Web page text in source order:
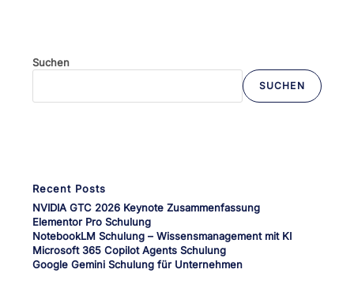
Suchen
SUCHEN
Recent Posts
NVIDIA GTC 2026 Keynote Zusammenfassung
Elementor Pro Schulung
NotebookLM Schulung – Wissensmanagement mit KI
Microsoft 365 Copilot Agents Schulung
Google Gemini Schulung für Unternehmen